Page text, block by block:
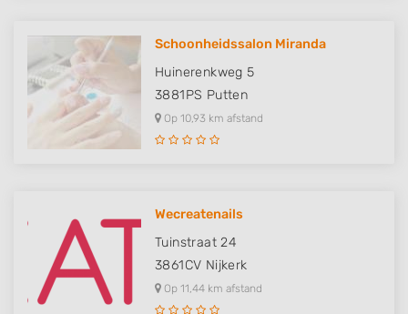
Schoonheidssalon Miranda
Huinerenkweg 5
3881PS Putten
Op 10,93 km afstand
Wecreatenails
Tuinstraat 24
3861CV Nijkerk
Op 11,44 km afstand